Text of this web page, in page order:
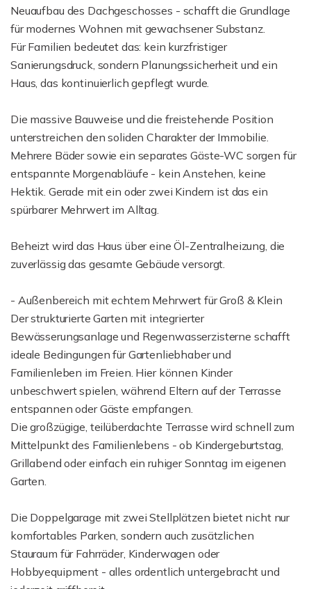
Neuaufbau des Dachgeschosses - schafft die Grundlage
für modernes Wohnen mit gewachsener Substanz.
Für Familien bedeutet das: kein kurzfristiger
Sanierungsdruck, sondern Planungssicherheit und ein
Haus, das kontinuierlich gepflegt wurde.
Die massive Bauweise und die freistehende Position
unterstreichen den soliden Charakter der Immobilie.
Mehrere Bäder sowie ein separates Gäste-WC sorgen für
entspannte Morgenabläufe - kein Anstehen, keine
Hektik. Gerade mit ein oder zwei Kindern ist das ein
spürbarer Mehrwert im Alltag.
Beheizt wird das Haus über eine Öl-Zentralheizung, die
zuverlässig das gesamte Gebäude versorgt.
- Außenbereich mit echtem Mehrwert für Groß & Klein
Der strukturierte Garten mit integrierter
Bewässerungsanlage und Regenwasserzisterne schafft
ideale Bedingungen für Gartenliebhaber und
Familienleben im Freien. Hier können Kinder
unbeschwert spielen, während Eltern auf der Terrasse
entspannen oder Gäste empfangen.
Die großzügige, teilüberdachte Terrasse wird schnell zum
Mittelpunkt des Familienlebens - ob Kindergeburtstag,
Grillabend oder einfach ein ruhiger Sonntag im eigenen
Garten.
Die Doppelgarage mit zwei Stellplätzen bietet nicht nur
komfortables Parken, sondern auch zusätzlichen
Stauraum für Fahrräder, Kinderwagen oder
Hobbyequipment - alles ordentlich untergebracht und